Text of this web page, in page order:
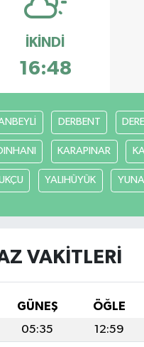
İKINDI
16:48
DERBENT
KARAPINAR
YALIHÜYÜK
VAKITLERI
GÜNEŞ ÖĞLE
05:35 12:59